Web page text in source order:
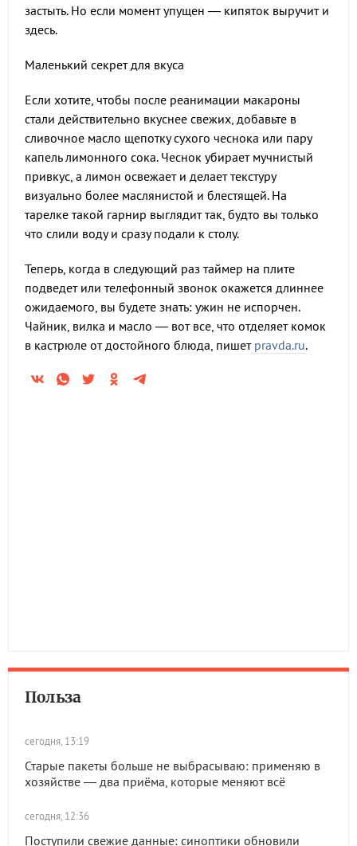
застыть. Но если момент упущен — кипяток выручит и
здесь.
Маленький секрет для вкуса
Если хотите, чтобы после реанимации макароны
стали действительно вкуснее свежих, добавьте в
сливочное масло щепотку сухого чеснока или пару
капель лимонного сока. Чеснок убирает мучнистый
привкус, а лимон освежает и делает текстуру
визуально более маслянистой и блестящей. На
тарелке такой гарнир выглядит так, будто вы только
что слили воду и сразу подали к столу.
Теперь, когда в следующий раз таймер на плите
подведет или телефонный звонок окажется длиннее
ожидаемого, вы будете знать: ужин не испорчен.
Чайник, вилка и масло — вот все, что отделяет комок
в кастрюле от достойного блюда, пишетpravda.ru.
Польза
сегодня, 13:19
Старые пакеты больше не выбрасываю: применяю в
хозяйстве — два приёма, которые меняют всё
сегодня, 12:36
Поступили свежие данные: синоптики обновили